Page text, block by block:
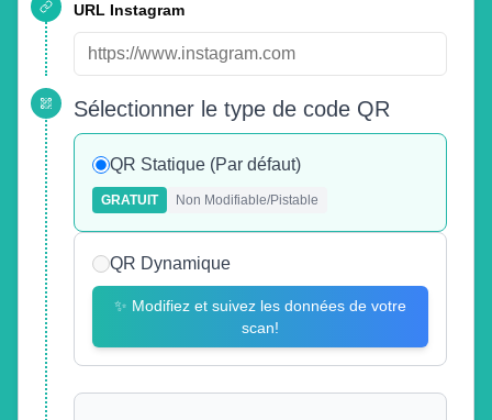
URL Instagram
Sélectionner le type de code QR
QR Statique (Par défaut)
GRATUIT Non Modifiable/Pistable
QR Dynamique
✨ Modifiez et suivez les données de votre
scan!